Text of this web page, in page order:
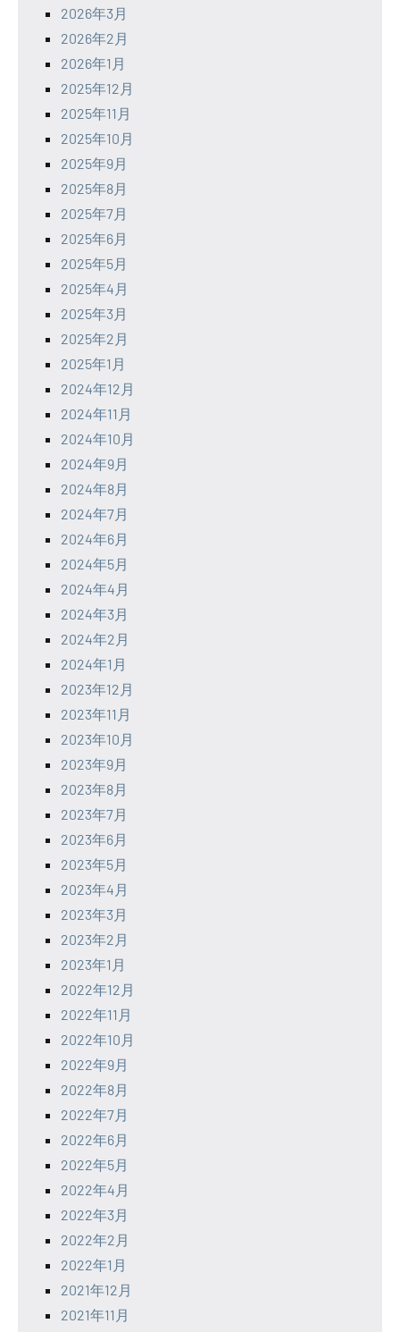
2026年3月
2026年2月
2026年1月
2025年12月
2025年11月
2025年10月
2025年9月
2025年8月
2025年7月
2025年6月
2025年5月
2025年4月
2025年3月
2025年2月
2025年1月
2024年12月
2024年11月
2024年10月
2024年9月
2024年8月
2024年7月
2024年6月
2024年5月
2024年4月
2024年3月
2024年2月
2024年1月
2023年12月
2023年11月
2023年10月
2023年9月
2023年8月
2023年7月
2023年6月
2023年5月
2023年4月
2023年3月
2023年2月
2023年1月
2022年12月
2022年11月
2022年10月
2022年9月
2022年8月
2022年7月
2022年6月
2022年5月
2022年4月
2022年3月
2022年2月
2022年1月
2021年12月
2021年11月